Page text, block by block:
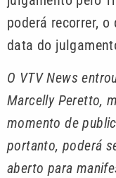
poderá recorrer,
data do
O VTV News
Marcelly Peretto,
momento de
portanto, poderá
aberto para